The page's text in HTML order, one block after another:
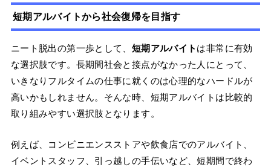
短期アルバイトから社会復帰を目指す
ニート脱出の第一歩として、 短期アルバイト は非常に有効
な選択肢です。長期間社会と接点がなかった人にとって、
いきなりフルタイムの仕事に就くのは心理的なハードルが
高いかもしれません。そんな時、短期アルバイトは比較的
取り組みやすい選択肢となります。
例えば、コンビニエンスストアや飲食店でのアルバイト、
イベントスタッフ、引っ越しの手伝いなど、短期間で終わ